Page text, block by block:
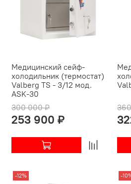
Медицинский сейф-
холодильник (термостат)
Valberg TS - 3/12 мод.
ASK-30
300 000 ₽
253 900 ₽
-12% -